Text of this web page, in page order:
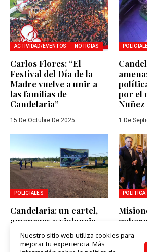
ACTIVIDAD/EVENTOS NOTICIAS
Carlos Flores: “El
Festival del Día de la
Madre vuelve a unir a
las familias de
Candelaria”
15 De Octubre De 2025
por el
Nuñez
1 De
POLICIALES
Candelaria: un cartel,
amenazas y violencia
política protagonizada
por el diputado Miguel
POLÍTICA
para
Nuestro sitio web utiliza cookies para
mejorar tu experiencia. Más